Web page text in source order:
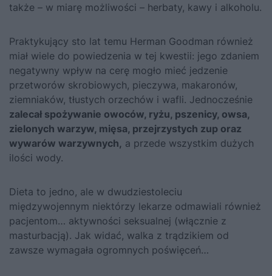
także – w miarę możliwości – herbaty, kawy i alkoholu.
Praktykujący sto lat temu Herman Goodman również
miał wiele do powiedzenia w tej kwestii: jego zdaniem
negatywny wpływ na cerę mogło mieć jedzenie
przetworów skrobiowych, pieczywa, makaronów,
ziemniaków, tłustych orzechów i wafli. Jednocześnie
zalecał spożywanie owoców, ryżu, pszenicy, owsa,
zielonych warzyw, mięsa, przejrzystych zup oraz
wywarów warzywnych, a przede wszystkim dużych
ilości wody.
Dieta to jedno, ale w dwudziestoleciu
międzywojennym niektórzy lekarze odmawiali również
pacjentom… aktywności seksualnej (włącznie z
masturbacją). Jak widać, walka z trądzikiem od
zawsze wymagała ogromnych poświęceń…